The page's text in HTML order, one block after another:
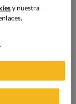
: Hoteles,
agrupar a los
tecnología,
un stand
clientes para
y nuestra